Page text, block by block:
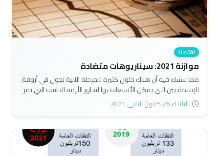
اقتصاد
موازنة 2021: سيناريوهات متضادة
مما لاشك فيه أن هناك حلول كثيرة للمرحلة الآنية تجول في أروقة
الإقتصاديين التي يمكن الأستعانة بها لتجاوز الأزمة الخانقة التي يمر
بها الإقتصاد العراقي مع عدم إغفال اصلاحات الورقة البيضاء التي
تتطلب ارادة سياسة موحدة في نهج الاصلاح الاقتصادي، وتبقى
الموازنة العامة هي الأداة التخطيطية التي توجه جميع مفاصل
الإقتصاد العراقي نحو الأصلاح ودفعه نحو مسيرة النمو والتنمية
الإقتصادية..
الثلاثاء 26 كانون الثاني 2021